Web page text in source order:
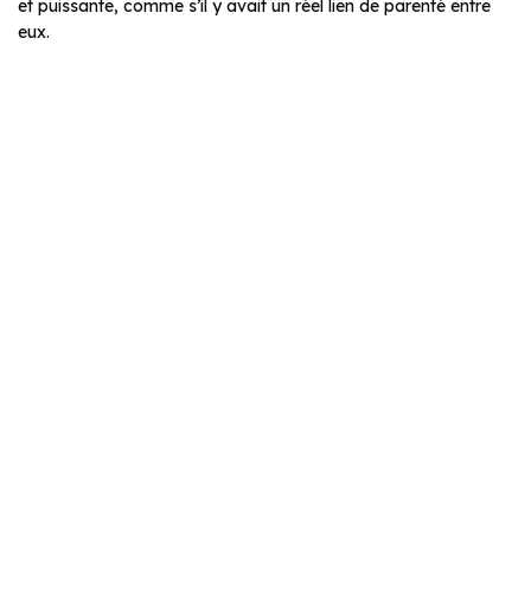
et puissante, comme s’il y avait un réel lien de parenté entre
eux.